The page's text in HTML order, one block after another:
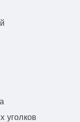
уголков